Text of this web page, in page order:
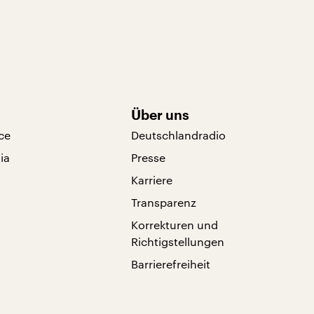
Über uns
Deutschlandradio
Presse
Karriere
Transparenz
Korrekturen und
Richtigstellungen
Barrierefreiheit